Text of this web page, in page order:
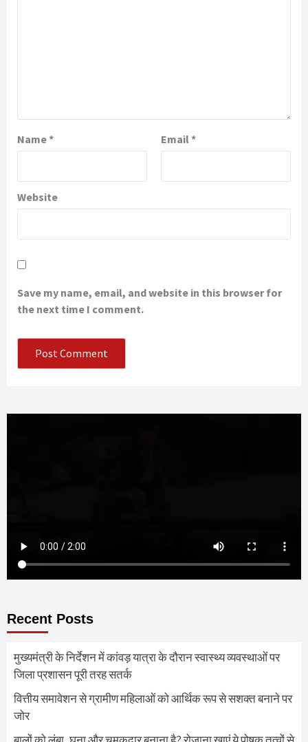
Name* Email *
Website
Save my name, email, and website in this browser for
the next time I comment.
Recent Posts
मुख्यमंत्री के निर्देशन में कांवड़ यात्रा के दौरान स्वास्थ्य व्यवस्थाओं पर
जिला प्रशासन पूरी तरह सतर्क
वित्तीय समावेशन से ग्रामीण महिलाओं को आर्थिक रूप से सशक्त बनाने पर
जोर